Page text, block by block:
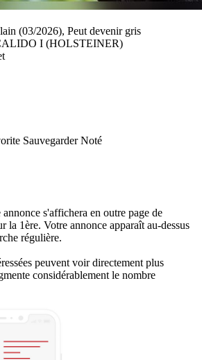
(03/2026), Peut devenir gris
I (HOLSTEINER)
Sauvegarder Noté
s'affichera en outre page de
la 1ère. Votre annonce apparaît au-dessus
régulière.
peuvent voir directement plus
considérablement le nombre